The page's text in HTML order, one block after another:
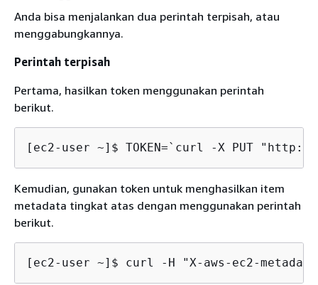
Anda bisa menjalankan dua perintah terpisah, atau
menggabungkannya.
Perintah terpisah
Pertama, hasilkan token menggunakan perintah
berikut.
[ec2-user ~]$ TOKEN=`curl -X PUT
Kemudian, gunakan token untuk menghasilkan item
metadata tingkat atas dengan menggunakan perintah
berikut.
[ec2-user ~]$ curl -H "X-aws-ec2-